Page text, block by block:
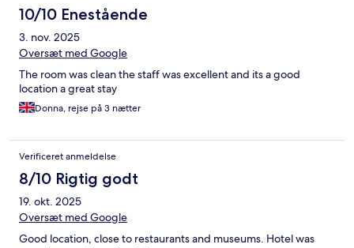
10/10 Enestående
3. nov. 2025
Oversæt med Google
The room was clean the staff was excellent and its a good
location a great stay
Donna, rejse på 3 nætter
Verificeret anmeldelse
8/10 Rigtig godt
19. okt. 2025
Oversæt med Google
Good location, close to restaurants and museums. Hotel was